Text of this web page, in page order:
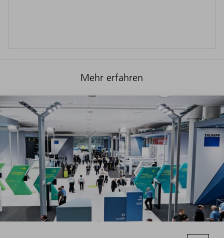
Mehr erfahren